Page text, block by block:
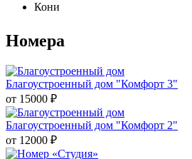
Кони
Номера
Благоустроенный дом "Комфорт 3"
от 15000 ₽
Благоустроенный дом "Комфорт 2"
от 12000 ₽